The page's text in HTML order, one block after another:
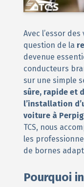
Avec l’essor
question de la
devenue
conducteurs
sur une simple
sûre, rapide et
l’installation
voiture à
TCS, nous
les
de bornes
Pourquoi